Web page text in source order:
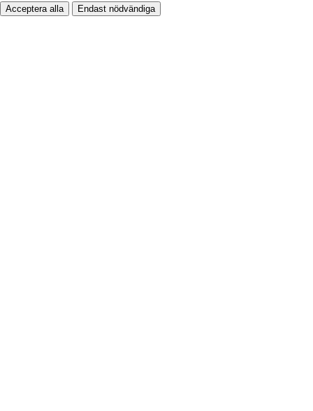
Acceptera alla Endast nödvändiga